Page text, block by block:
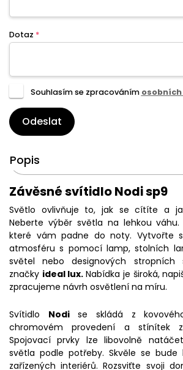
Dotaz *
Souhlasím se zpracováním
Odeslat
Popis
Závěsné svítidlo Nodi sp9
Světlo ovlivňuje to, jak se cítíte a
Neberte výběr světla na lehkou
které vám padne do noty. Vytvořte
atmosféru s pomocí lamp, stolních
světel nebo designových stropních
značky ideal lux.Nabídka je široká,
zpracujeme návrh osvětlení na míru.
Svítidlo Nodi se skládá z
chromovém provedení a stínítek
Spojovací prvky lze libovolně
světla podle potřeby. Skvěle se
zařízených interiérů. Rozsviťte svoji